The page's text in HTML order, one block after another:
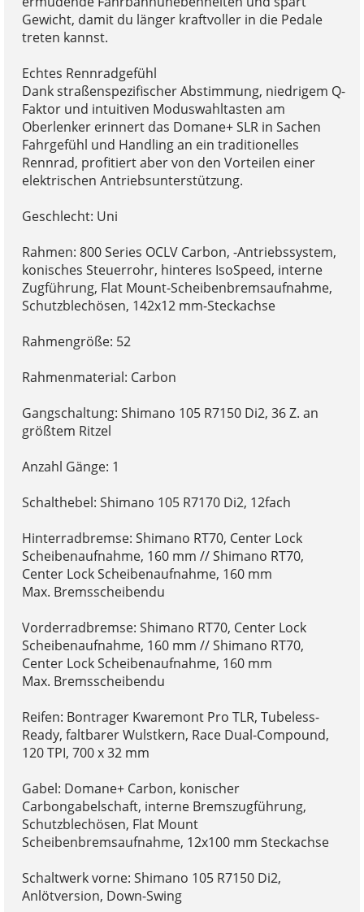
Gewicht, damit du länger kraftvoller in die Pedale
treten kannst.
Echtes Rennradgefühl
Dank straßenspezifischer Abstimmung, niedrigem Q-
Faktor und intuitiven Moduswahltasten am
Oberlenker erinnert das Domane+ SLR in Sachen
Fahrgefühl und Handling an ein traditionelles
Rennrad, profitiert aber von den Vorteilen einer
elektrischen Antriebsunterstützung.
Geschlecht: Uni
Rahmen: 800 Series OCLV Carbon, -Antriebssystem,
konisches Steuerrohr, hinteres IsoSpeed, interne
Zugführung, Flat Mount-Scheibenbremsaufnahme,
Schutzblechösen, 142x12 mm-Steckachse
Rahmengröße: 52
Rahmenmaterial: Carbon
Gangschaltung: Shimano 105 R7150 Di2, 36 Z. an
größtem Ritzel
Anzahl Gänge: 1
Schalthebel: Shimano 105 R7170 Di2, 12fach
Hinterradbremse: Shimano RT70, Center Lock
Scheibenaufnahme, 160 mm // Shimano RT70,
Center Lock Scheibenaufnahme, 160 mm
Max. Bremsscheibendu
Vorderradbremse: Shimano RT70, Center Lock
Scheibenaufnahme, 160 mm // Shimano RT70,
Center Lock Scheibenaufnahme, 160 mm
Max. Bremsscheibendu
Reifen: Bontrager Kwaremont Pro TLR, Tubeless-
Ready, faltbarer Wulstkern, Race Dual-Compound,
120 TPI, 700 x 32 mm
Gabel: Domane+ Carbon, konischer
Carbongabelschaft, interne Bremszugführung,
Schutzblechösen, Flat Mount
Scheibenbremsaufnahme, 12x100 mm Steckachse
Schaltwerk vorne: Shimano 105 R7150 Di2,
Anlötversion, Down-Swing